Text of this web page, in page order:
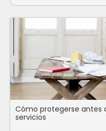
Cómo protegerse
servicios